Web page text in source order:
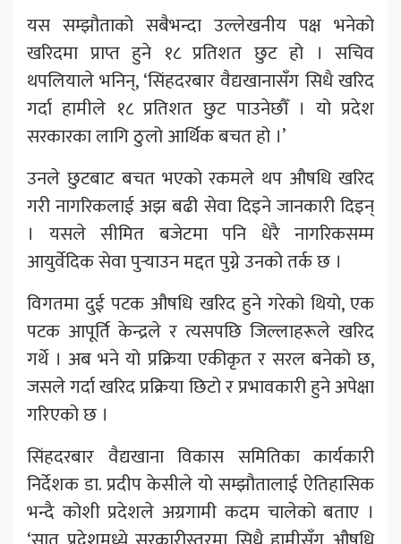
यस सम्झौताको सबैभन्दा उल्लेखनीय पक्ष भनेको
खरिदमा प्राप्त हुने १८ प्रतिशत छुट हो । सचिव
थपलियाले भनिन्, ‘सिंहदरबार वैद्यखानासँग सिधै खरिद
गर्दा हामीले १८ प्रतिशत छुट पाउनेछौँ । यो प्रदेश
सरकारका लागि ठुलो आर्थिक बचत हो ।’
उनले छुटबाट बचत भएको रकमले थप औषधि खरिद
गरी नागरिकलाई अझ बढी सेवा दिइने जानकारी दिइन्
। यसले सीमित बजेटमा पनि धेरै नागरिकसम्म
आयुर्वेदिक सेवा पुर्‍याउन मद्दत पुग्ने उनको तर्क छ ।
विगतमा दुई पटक औषधि खरिद हुने गरेको थियो, एक
पटक आपूर्ति केन्द्रले र त्यसपछि जिल्लाहरूले खरिद
गर्थे । अब भने यो प्रक्रिया एकीकृत र सरल बनेको छ,
जसले गर्दा खरिद प्रक्रिया छिटो र प्रभावकारी हुने अपेक्षा
गरिएको छ ।
सिंहदरबार वैद्यखाना विकास समितिका कार्यकारी
निर्देशक डा. प्रदीप केसीले यो सम्झौतालाई ऐतिहासिक
भन्दै कोशी प्रदेशले अग्रगामी कदम चालेको बताए ।